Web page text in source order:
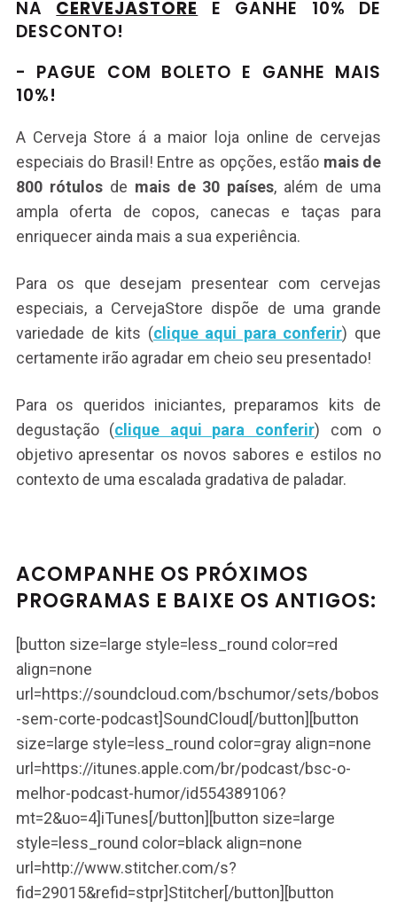
NA CERVEJASTORE E GANHE 10% DE
DESCONTO!
- PAGUE COM BOLETO E GANHE MAIS
10%!
A Cerveja Store á a maior loja online de cervejas
especiais do Brasil! Entre as opções, estão mais de
800 rótulosde mais de 30 países, além de uma
ampla oferta de copos, canecas e taças para
enriquecer ainda mais a sua experiência.
Para os que desejam presentear com cervejas
especiais, a CervejaStore dispõe de uma grande
variedade de kits (clique aqui para conferir) que
certamente irão agradar em cheio seu presentado!
Para os queridos iniciantes, preparamos kits de
degustação (clique aqui para conferir) com o
objetivo apresentar os novos sabores e estilos no
contexto de uma escalada gradativa de paladar.
ACOMPANHE OS PRÓXIMOS
PROGRAMAS E BAIXE OS ANTIGOS:
[button size=large style=less_round color=red
align=none
url=https://soundcloud.com/bschumor/sets/bobos
-sem-corte-podcast]SoundCloud[/button][button
size=large style=less_round color=gray align=none
url=https://itunes.apple.com/br/podcast/bsc-o-
melhor-podcast-humor/id554389106?
mt=2&uo=4]iTunes[/button][button size=large
style=less_round color=black align=none
url=http://www.stitcher.com/s?
fid=29015&refid=stpr]Stitcher[/button][button